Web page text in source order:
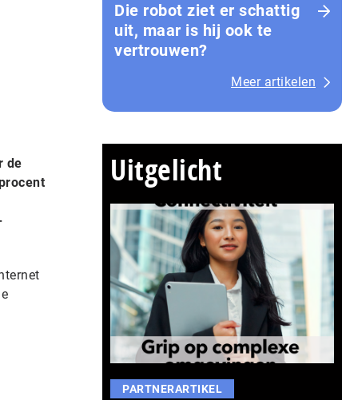
de
Die robot ziet er schattig
uit, maar is hij ook te
vertrouwen?
Meer artikelen
Uitgelicht
PARTNERARTIKEL